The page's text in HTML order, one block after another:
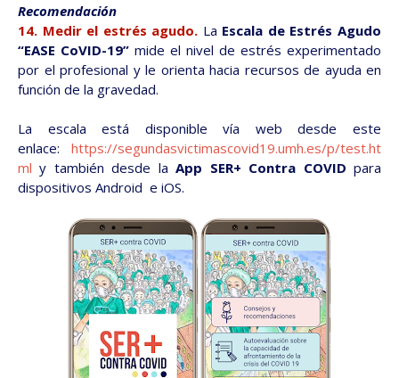
Recomendación
14. Medir el estrés agudo. La Escala de Estrés Agudo
“EASE CoVID-19” mide el nivel de estrés experimentado
por el profesional y le orienta hacia recursos de ayuda en
función de la gravedad.
La escala está disponible vía web desde este
enlace: https://segundasvictimascovid19.umh.es/p/test.ht
ml y también desde laApp SER+ Contra COVID para
dispositivos Android e iOS.